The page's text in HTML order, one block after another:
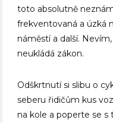
toto absolutně
frekventovaná a úzká
náměstí a další.
neukládá zákon.
Odškrtnutí si slibu o
seberu řidičům kus
na kole a poperte se s